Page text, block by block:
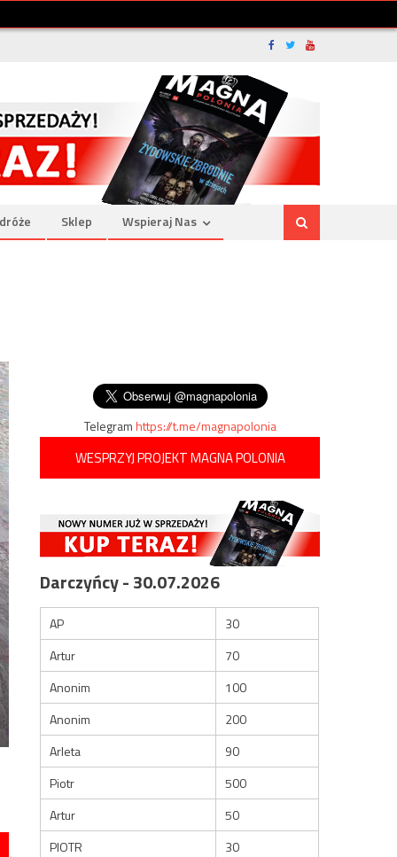
Sklep Wspieraj Nas
Telegramhttps://t.me/magnapolonia
WESPRZYJ PROJEKT MAGNA POLONIA
Darczyńcy - 30.07.2026
AP
30
Artur
70
Anonim
100
Anonim
200
Arleta
90
Piotr
500
Artur
50
PIOTR
30